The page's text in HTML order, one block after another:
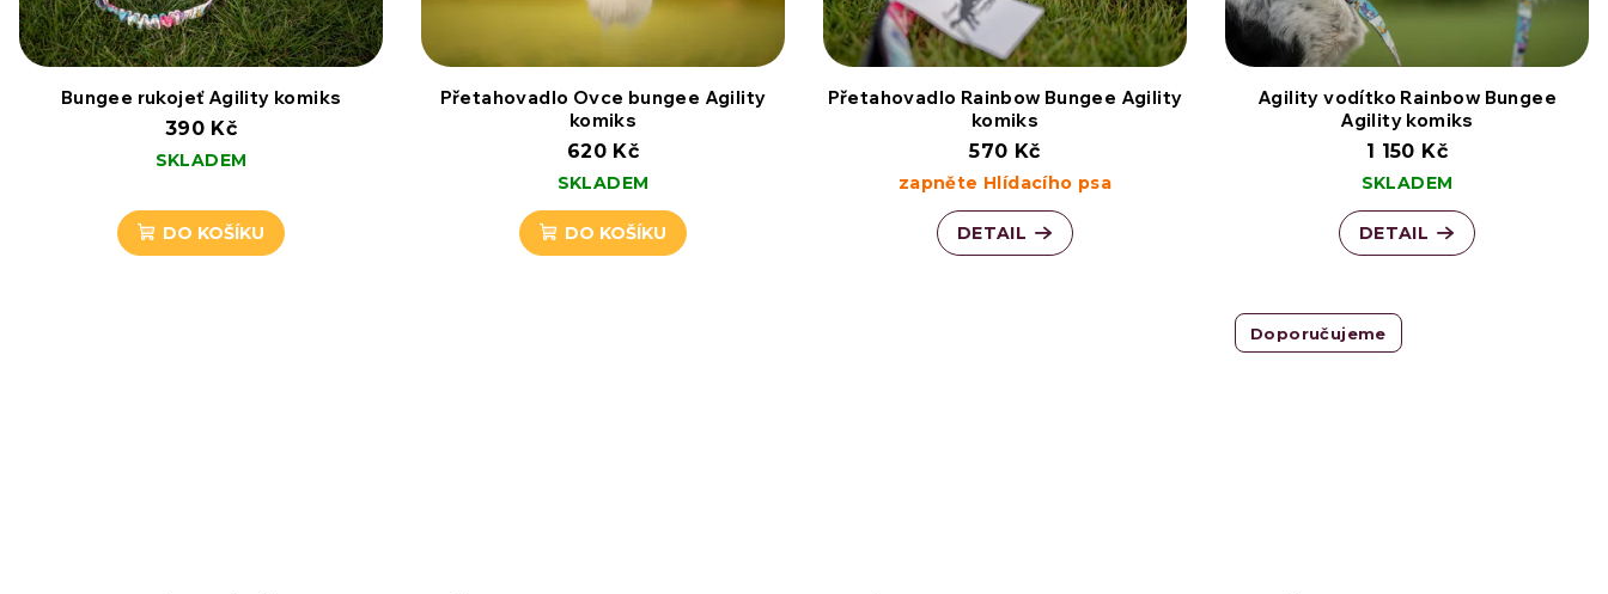
Bungee rukojeť Agility komiks
390 Kč
SKLADEM
DO KOŠÍKU
Přetahovadlo Ovce bungee Agility
komiks
620 Kč
SKLADEM
DO KOŠÍKU
Přetahovadlo Rainbow Bungee Agility
komiks
570 Kč
zapněte Hlídacího psa
DETAIL
Agility vodítko Rainbow Bungee
Agility komiks
1 150 Kč
SKLADEM
DETAIL
Doporučujeme